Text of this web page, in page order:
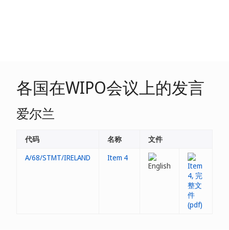
各国在WIPO会议上的发言
爱尔兰
代码 名称
文件
A/68/STMT/IRELAND
Item 4